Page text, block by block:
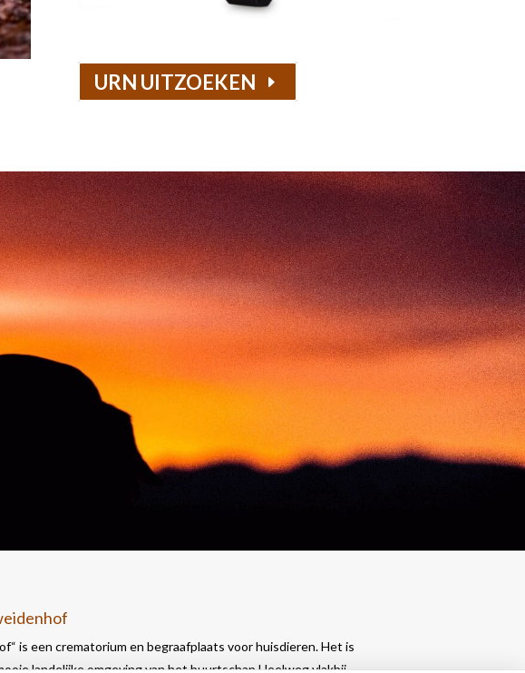
URN UITZOEKEN
is een crematorium en begraafplaats voor huisdieren. Het is
landelijke omgeving van het buurtschap Heelweg vlakbij